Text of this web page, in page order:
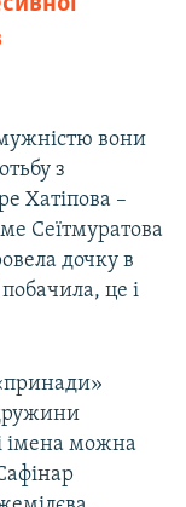
вони
з
Хатіпова –
Сеїтмуратова
дочку в
це і
імена можна